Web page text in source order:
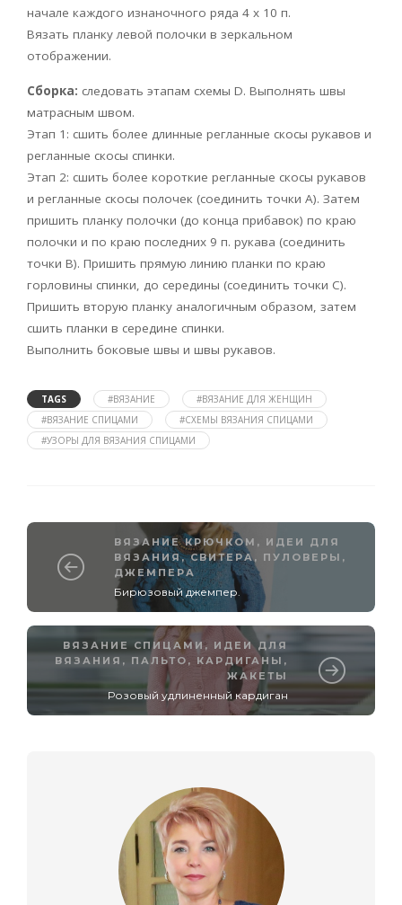
начале каждого изнаночного ряда 4 х 10 п.
Вязать планку левой полочки в зеркальном
отображении.
Сборка: следовать этапам схемы D. Выполнять швы
матрасным швом.
Этап 1: сшить более длинные регланные скосы рукавов и
регланные скосы спинки.
Этап 2: сшить более короткие регланные скосы рукавов
и регланные скосы полочек (соединить точки А). Затем
пришить планку полочки (до конца прибавок) по краю
полочки и по краю последних 9 п. рукава (соединить
точки В). Пришить прямую линию планки по краю
горловины спинки, до середины (соединить точки С).
Пришить вторую планку аналогичным образом, затем
сшить планки в середине спинки.
Выполнить боковые швы и швы рукавов.
TAGS #ВЯЗАНИЕ
#ВЯЗАНИЕ ДЛЯ ЖЕНЩИН
#ВЯЗАНИЕ СПИЦАМИ
#СХЕМЫ ВЯЗАНИЯ СПИЦАМИ
#УЗОРЫ ДЛЯ ВЯЗАНИЯ СПИЦАМИ
ВЯЗАНИЕ КРЮЧКОМ , ИДЕИ ДЛЯ
ВЯЗАНИЯ,СВИТЕРА, ПУЛОВЕРЫ,
ДЖЕМПЕРА
Бирюзовый джемпер.
ВЯЗАНИЕ СПИЦАМИ , ИДЕИ ДЛЯ
ВЯЗАНИЯ , ПАЛЬТО, КАРДИГАНЫ,
ЖАКЕТЫ
Розовый удлиненный кардиган